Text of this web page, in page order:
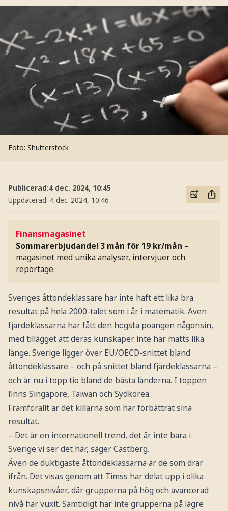
Foto: Shutterstock
Publicerad:4 dec. 2024, 10:45
Uppdaterad: 4 dec. 2024, 10:46
Finansmagasinet
Sommarerbjudande! 3 mån för 19 kr/mån –
magasinet med unika analyser, intervjuer och
reportage.
Sveriges åttondeklassare har inte haft ett lika bra
resultat på hela 2000-talet som i år i matematik. Även
fjärdeklassarna har fått den högsta poängen någonsin,
med tillägget att deras kunskaper inte har mätts lika
länge. Sverige ligger över EU/OECD-snittet bland
åttondeklassare – och på snittet bland fjärdeklassarna –
och är nu i topp tio bland de bästa länderna. I toppen
finns Singapore, Taiwan och Sydkorea.
Framförallt är det killarna som har förbättrat sina
resultat.
– Det är en internationell trend, det är inte bara i
Sverige vi ser det här, säger Castberg.
Även de duktigaste åttondeklassarna är de som drar
ifrån. Det visas genom att Timss har delat upp i olika
kunskapsnivåer, där grupperna på hög och avancerad
nivå har vuxit. Samtidigt har inte grupperna på lägre